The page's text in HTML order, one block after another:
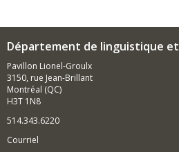
Département de linguistique
Pavillon Lionel-Groulx
3150, rue Jean-Brillant
Montréal (QC)
H3T 1N8
514.343.6220
Courriel